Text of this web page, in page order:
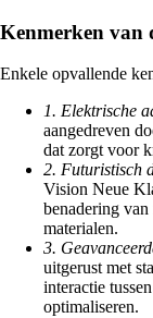
Kenmerken van
Enkele opvallende
1. Elektrische
aangedreven
dat zorgt voor
2. Futuristisch
Vision Neue
benadering
materialen.
3.
uitgerust met
interactie
optimaliseren.